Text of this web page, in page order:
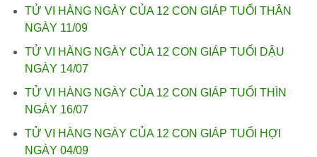
TỬ VI HÀNG NGÀY CỦA 12 CON GIÁP TUỔI THÂN
NGÀY 11/09
TỬ VI HÀNG NGÀY CỦA 12 CON GIÁP TUỔI DẬU
NGÀY 14/07
TỬ VI HÀNG NGÀY CỦA 12 CON GIÁP TUỔI THÌN
NGÀY 16/07
TỬ VI HÀNG NGÀY CỦA 12 CON GIÁP TUỔI HỢI
NGÀY 04/09